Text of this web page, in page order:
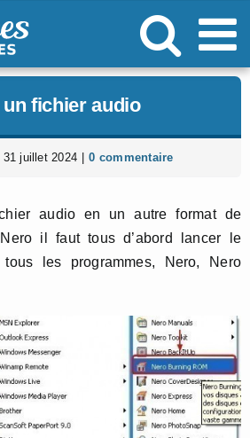
fichier audio
juillet 2024 0 commentaire
audio en un autre format de
il faut tous d’abord lancer le
les programmes, Nero, Nero